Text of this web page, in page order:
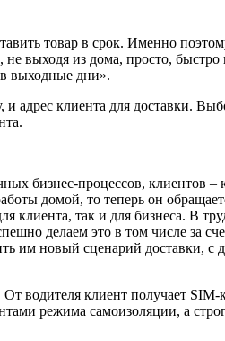
товар в срок. Именно
выходя из дома, просто, быстро
выходные дни».
и адрес клиента для доставки.
бизнес-процессов, клиентов –
домой, то теперь он
так и для бизнеса. В
делаем это в том числе за
им новый сценарий доставки, с
водителя клиент получает SIM-
режима самоизоляции, а